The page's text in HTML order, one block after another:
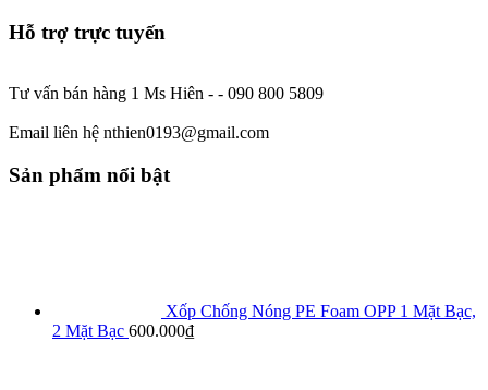
Hỗ trợ trực tuyến
Tư vấn bán hàng 1 Ms Hiên - - 090 800 5809
Email liên hệ nthien0193@gmail.com
Sản phẩm nổi bật
Xốp Chống Nóng PE Foam OPP 1 Mặt Bạc,
2 Mặt Bạc 600.000₫